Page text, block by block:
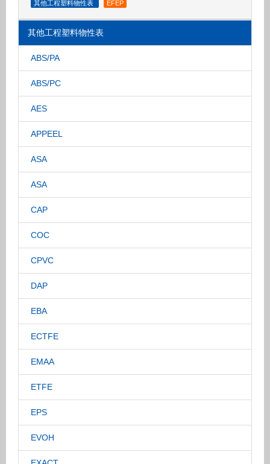
其他工程塑料物性表 EFEP
其他工程塑料物性表
ABS/PA
ABS/PC
AES
APPEEL
ASA
ASA
CAP
COC
CPVC
DAP
EBA
ECTFE
EMAA
ETFE
EPS
EVOH